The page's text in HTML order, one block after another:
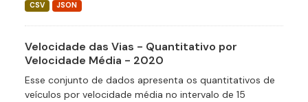
CSV JSON
Velocidade das Vias - Quantitativo por
Velocidade Média - 2020
Esse conjunto de dados apresenta os quantitativos de
veículos por velocidade média no intervalo de 15